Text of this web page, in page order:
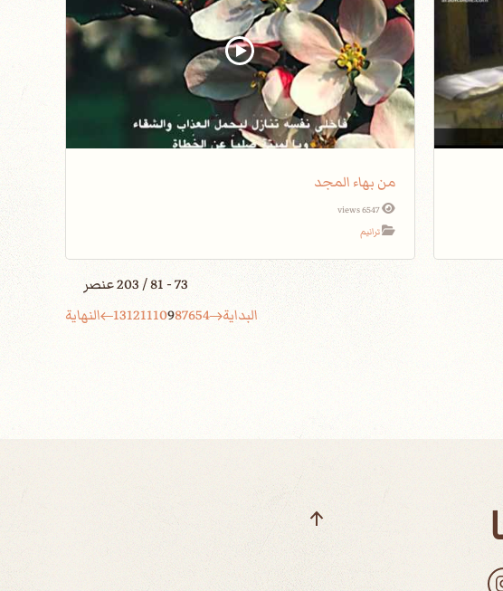
من بهاء المجد
6547 views
ترانيم
73 - 81 / 203 عنصر
البداية
4
5
6
7
8
9
10
11
12
13 النهاية